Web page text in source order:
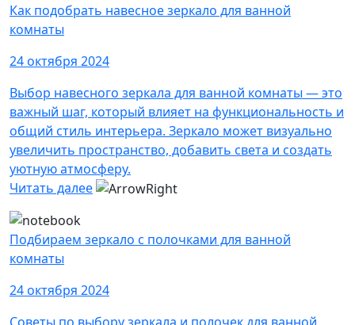
Как подобрать навесное зеркало для ванной
комнаты
24 октября 2024
Выбор навесного зеркала для ванной комнаты — это
важный шаг, который влияет на функциональность и
общий стиль интерьера. Зеркало может визуально
увеличить пространство, добавить света и создать
уютную атмосферу.
Читать далее
Подбираем зеркало с полочками для ванной
комнаты
24 октября 2024